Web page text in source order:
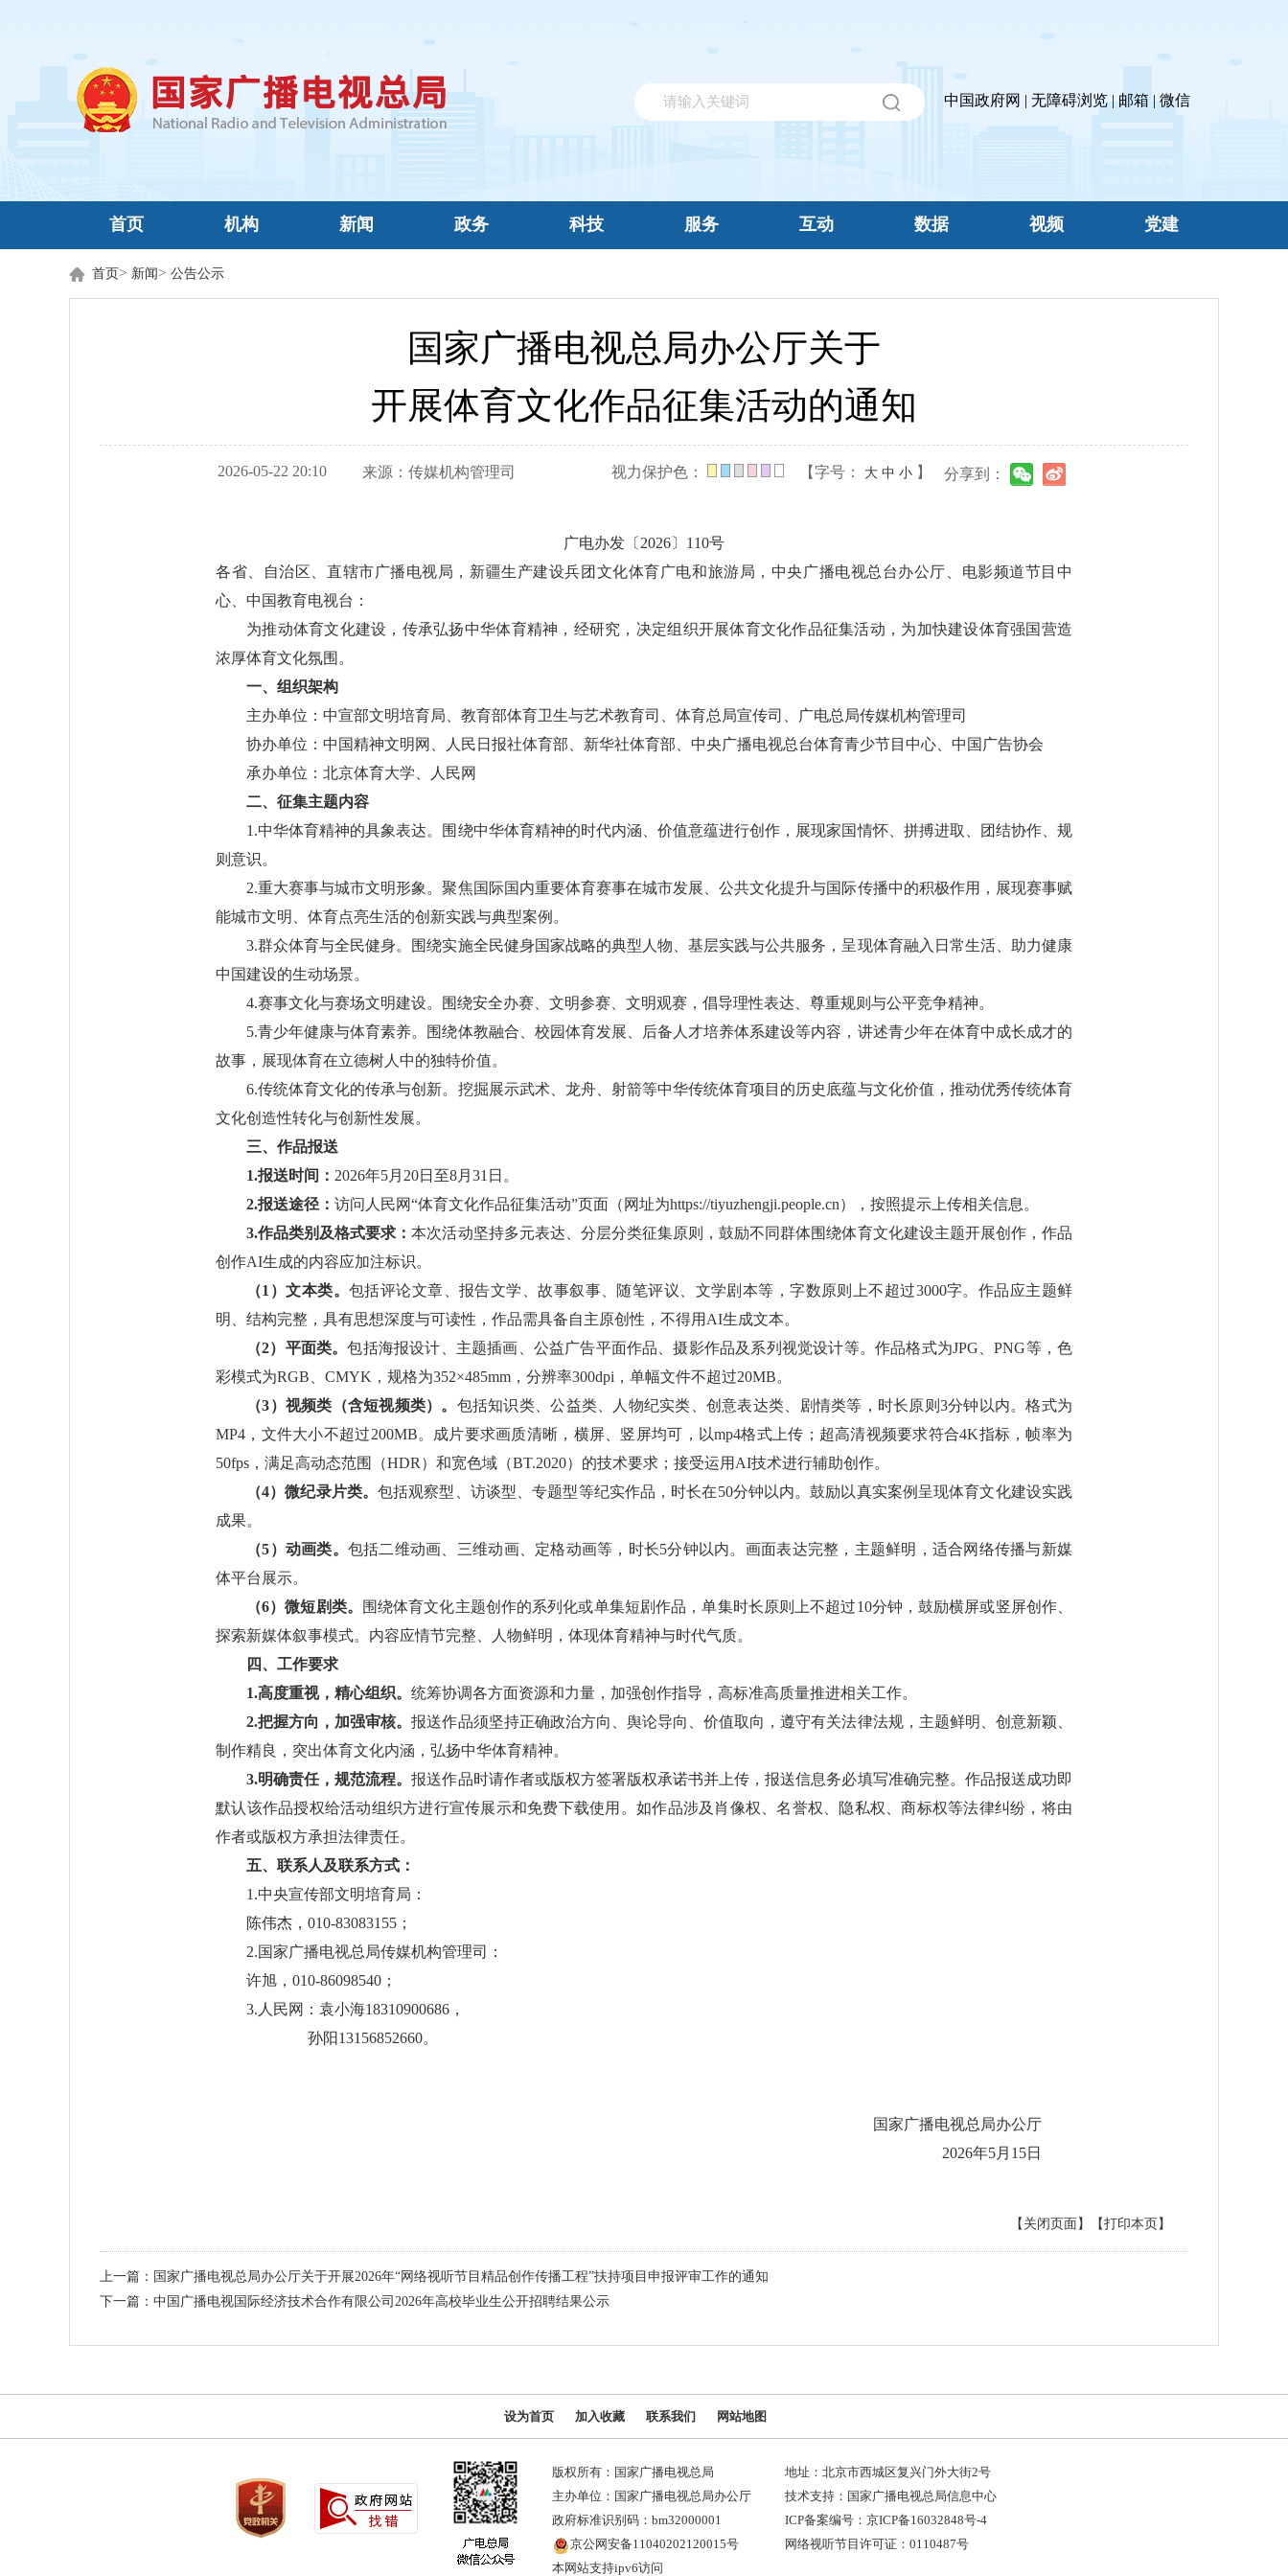
中国政府网 | 无障碍浏览|邮箱 |微信
首页 机构 新闻 政务 科技 服务 互动 数据 视频 党建
首页> 新闻 > 公告公示
国家广播电视总局办公厅关于
开展体育文化作品征集活动的通知
2026-05-22 20:10 来源： 传媒机构管理司 视力保护色： 【字号： 大 中 小 】 分享到：
广电办发〔2026〕110号
各省、自治区、直辖市广播电视局，新疆生产建设兵团文化体育广电和旅游局，中央广播电视总台办公厅、电影频道节目中
心、中国教育电视台：
为推动体育文化建设，传承弘扬中华体育精神，经研究，决定组织开展体育文化作品征集活动，为加快建设体育强国营造
浓厚体育文化氛围。
一、组织架构
主办单位：中宣部文明培育局、教育部体育卫生与艺术教育司、体育总局宣传司、广电总局传媒机构管理司
协办单位：中国精神文明网、人民日报社体育部、新华社体育部、中央广播电视总台体育青少节目中心、中国广告协会
承办单位：北京体育大学、人民网
二、征集主题内容
1.中华体育精神的具象表达。围绕中华体育精神的时代内涵、价值意蕴进行创作，展现家国情怀、拼搏进取、团结协作、规
则意识。
2.重大赛事与城市文明形象。聚焦国际国内重要体育赛事在城市发展、公共文化提升与国际传播中的积极作用，展现赛事赋
能城市文明、体育点亮生活的创新实践与典型案例。
3.群众体育与全民健身。围绕实施全民健身国家战略的典型人物、基层实践与公共服务，呈现体育融入日常生活、助力健康
中国建设的生动场景。
4.赛事文化与赛场文明建设。围绕安全办赛、文明参赛、文明观赛，倡导理性表达、尊重规则与公平竞争精神。
5.青少年健康与体育素养。围绕体教融合、校园体育发展、后备人才培养体系建设等内容，讲述青少年在体育中成长成才的
故事，展现体育在立德树人中的独特价值。
6.传统体育文化的传承与创新。挖掘展示武术、龙舟、射箭等中华传统体育项目的历史底蕴与文化价值，推动优秀传统体育
文化创造性转化与创新性发展。
三、作品报送
1.报送时间： 2026年5月20日至8月31日。
2.报送途径： 访问人民网“体育文化作品征集活动”页面（网址为https://tiyuzhengji.people.cn），按照提示上传相关信息。
3.作品类别及格式要求：本次活动坚持多元表达、分层分类征集原则，鼓励不同群体围绕体育文化建设主题开展创作，作品
创作AI生成的内容应加注标识。
（1）文本类。包括评论文章、报告文学、故事叙事、随笔评议、文学剧本等，字数原则上不超过3000字。作品应主题鲜
明、结构完整，具有思想深度与可读性，作品需具备自主原创性，不得用AI生成文本。
（2）平面类。包括海报设计、主题插画、公益广告平面作品、摄影作品及系列视觉设计等。作品格式为JPG、PNG等，色
彩模式为RGB、CMYK，规格为352×485mm，分辨率300dpi，单幅文件不超过20MB。
（3）视频类（含短视频类）。 包括知识类、公益类、人物纪实类、创意表达类、剧情类等，时长原则3分钟以内。格式为
MP4，文件大小不超过200MB。成片要求画质清晰，横屏、竖屏均可，以mp4格式上传；超高清视频要求符合4K指标，帧率为
50fps，满足高动态范围（HDR）和宽色域（BT.2020）的技术要求；接受运用AI技术进行辅助创作。
（4）微纪录片类。包括观察型、访谈型、专题型等纪实作品，时长在50分钟以内。鼓励以真实案例呈现体育文化建设实践
成果。
（5）动画类。 包括二维动画、三维动画、定格动画等，时长5分钟以内。画面表达完整，主题鲜明，适合网络传播与新媒
体平台展示。
（6）微短剧类。
围绕体育文化主题创作的系列化或单集短剧作品，单集时长原则上不超过10分钟，鼓励横屏或竖屏创作、
探索新媒体叙事模式。内容应情节完整、人物鲜明，体现体育精神与时代气质。
四、工作要求
1.高度重视，精心组织。 统筹协调各方面资源和力量，加强创作指导，高标准高质量推进相关工作。
2.把握方向，加强审核。报送作品须坚持正确政治方向、舆论导向、价值取向，遵守有关法律法规，主题鲜明、创意新颖、
制作精良，突出体育文化内涵，弘扬中华体育精神。
3.明确责任，规范流程。报送作品时请作者或版权方签署版权承诺书并上传，报送信息务必填写准确完整。作品报送成功即
默认该作品授权给活动组织方进行宣传展示和免费下载使用。如作品涉及肖像权、名誉权、隐私权、商标权等法律纠纷，将由
作者或版权方承担法律责任。
五、联系人及联系方式：
1.中央宣传部文明培育局：
陈伟杰，010-83083155；
2.国家广播电视总局传媒机构管理司：
许旭，010-86098540；
3.人民网：袁小海18310900686，
孙阳13156852660。
国家广播电视总局办公厅
2026年5月15日
【打印本页】
【关闭页面】
上一篇：国家广播电视总局办公厅关于开展2026年“网络视听节目精品创作传播工程”扶持项目申报评审工作的通知
下一篇：中国广播电视国际经济技术合作有限公司2026年高校毕业生公开招聘结果公示
设为首页 加入收藏 联系我们 网站地图
版权所有：国家广播电视总局
主办单位：国家广播电视总局办公厅
政府标准识别码：bm32000001
京公网安备11040202120015号
本网站支持ipv6访问
地址：北京市西城区复兴门外大街2号
技术支持：国家广播电视总局信息中心
ICP备案编号：京ICP备16032848号-4
网络视听节目许可证：0110487号